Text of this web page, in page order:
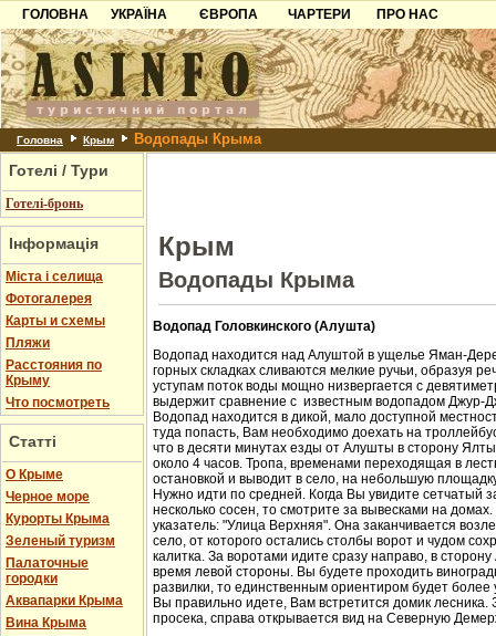
ГОЛОВНА
УКРАЇНА
Карпати
Азов
Причорноморря
Шацьк
ЄВРОПА
Чорногорія
Хорватія
Болгарія
Албанія
ЧАРТЕРИ
ПРО НАС
Контакти
Партнерам
Додати готель
Головна Крым Водопады Крыма
Готелі / Тури
Готелі-бронь
Інформація
Міста і селища
Фотогалерея
Карты и схемы
Пляжи
Расстояния по
Крыму
Что посмотреть
Статті
О Крыме
Черное море
Курорты Крыма
Зеленый туризм
Палаточные
городки
Аквапарки Крыма
Вина Крыма
Крым
Водопады Крыма
Водопад Головкинского (Алушта)
Водопад находится над Алуштой в ущелье Яман-
горных складках сливаются мелкие ручьи, образуя
уступам поток воды мощно низвергается с
выдержит сравнение с известным водопадом Джур-
Водопад находится в дикой, мало доступной
туда попасть, Вам необходимо доехать на
что в десяти минутах езды от Алушты в сторону
около 4 часов. Тропа, временами переходящая в
остановкой и выводит в село, на небольшую
Нужно идти по средней. Когда Вы увидите сетчатый
несколько сосен, то смотрите за вывесками на
указатель: "Улица Верхняя". Она заканчивается
село, от которого остались столбы ворот и чудом
калитка. За воротами идите сразу направо, в
время левой стороны. Вы будете проходить
развилки, то единственным ориентиром будет более
Вы правильно идете, Вам встретится домик лесника.
просека, справа открывается вид на Северную